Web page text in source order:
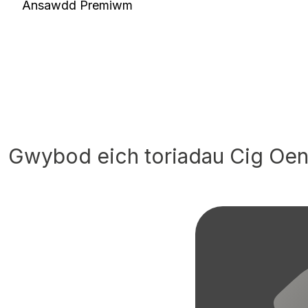
Ansawdd Premiwm
Gwybod eich toriadau Cig